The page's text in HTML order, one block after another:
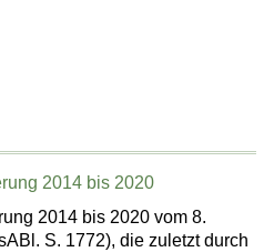
2014 bis 2020
2014 bis 2020 vom 8.
S. 1772), die zuletzt durch